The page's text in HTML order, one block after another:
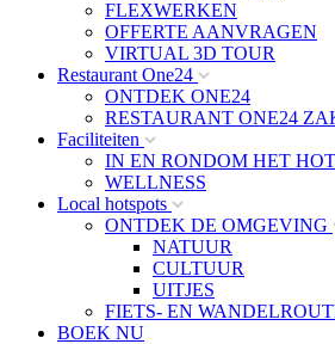
FLEXWERKEN
OFFERTE AANVRAGEN
VIRTUAL 3D TOUR
Restaurant One24
ONTDEK ONE24
RESTAURANT ONE24
Faciliteiten
IN EN RONDOM HET
WELLNESS
Local hotspots
ONTDEK DE OMGEVING
NATUUR
CULTUUR
UITJES
FIETS- EN
BOEK NU